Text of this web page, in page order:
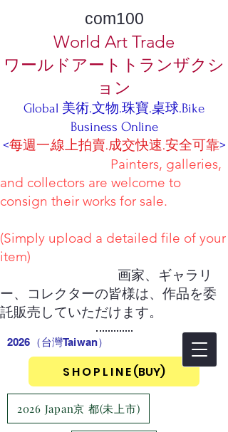
2026（台灣Taiwan）
S H O P L I N E (BUY)
2026 Japan京 都(未上市)
com100
World Art Trade
ワールドアートトランザクシ
ョン
Global 美術.文物.珠寶.桌球.Bike
Business Online
<每週一,線上拍賣.成交快速.安全可靠>
Painters, galleries,
and collectors are welcome to
consign their works for sale.
(Simply upload a detailed file of your
item)
画家、ギャラリ
ー、コレクターの皆様は、作品を委
託販売していただけます。